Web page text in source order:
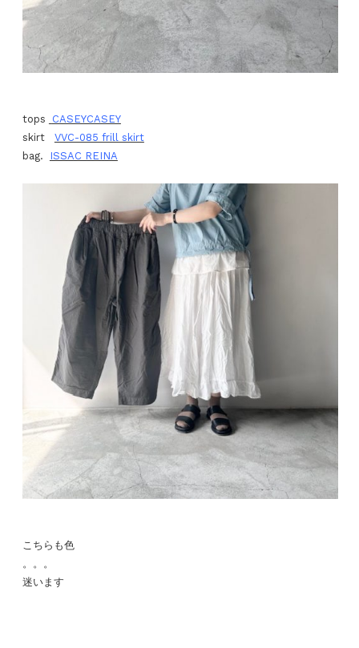
tops
CASEYCASEY
skirt VVC-085 frill skirt
bag.
ISSAC REINA
こちらも色
。。。
迷います